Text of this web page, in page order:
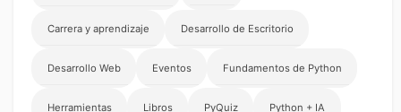
Carrera y aprendizaje Desarrollo de Escritorio
Desarrollo Web Eventos Fundamentos de Python
Herramientas Libros PyQuiz Python + IA